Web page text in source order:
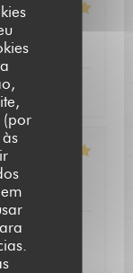
(por
worth a